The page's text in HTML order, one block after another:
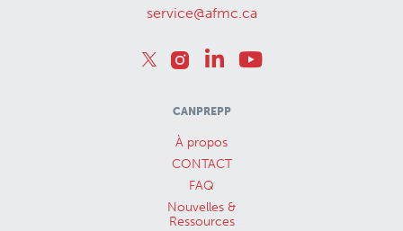
service@afmc.ca
CANPREPP
À propos
CONTACT
FAQ
Nouvelles &
Ressources